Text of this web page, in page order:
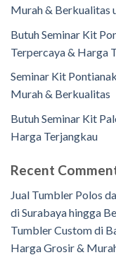
Murah & Berkualitas
Butuh Seminar Kit
Terpercaya & Harga
Seminar Kit
Murah & Berkualitas
Butuh Seminar Kit
Harga Terjangkau
Recent
Jual Tumbler Polos
di Surabaya hingga
Tumbler Custom di
Harga Grosir &